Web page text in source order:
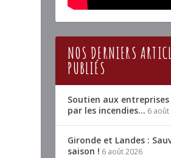
NOS DERNIERS
PUBLIÉS
Soutien aux
par les incendies… 6 août
Gironde et Landes :
saison ! 6 août 2026